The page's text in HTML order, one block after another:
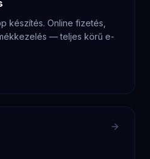
készítés. Online fizetés,
— teljes körű e-